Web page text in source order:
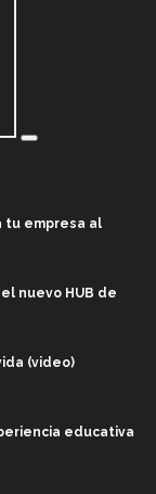
tu empresa al
nuevo HUB de
(video)
educativa